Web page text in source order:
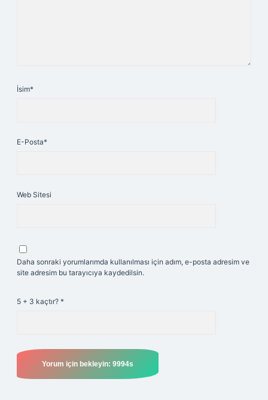
İsim*
E-Posta*
Web Sitesi
Daha sonraki yorumlarımda kullanılması için adım, e-posta adresim ve
site adresim bu tarayıcıya kaydedilsin.
5 + 3 kaçtır? *